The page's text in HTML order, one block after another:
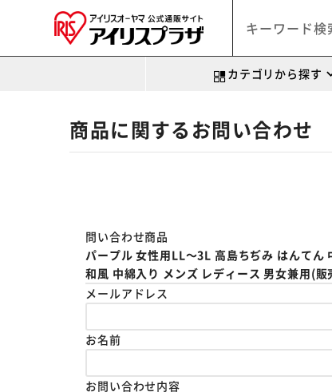
カテゴリから探す
商品に関するお問い合わせ
問い合わせ商品
パープル 女性用LL～3L 高島ちぢみ はんてん
和風 中綿入り メンズ レディース 男女兼用(
メールアドレス
お名前
お問い合わせ内容